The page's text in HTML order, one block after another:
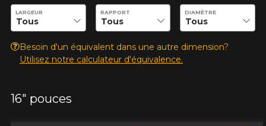
Entrez les dimensions souhaitées pour vérifier la disponibilité
LARGEUR RAPPORT DIAMÈTRE
Besoin d'un équivalent dans une autre dimension?
Utilisez notre calculateur d'équivalence.
16" pouces